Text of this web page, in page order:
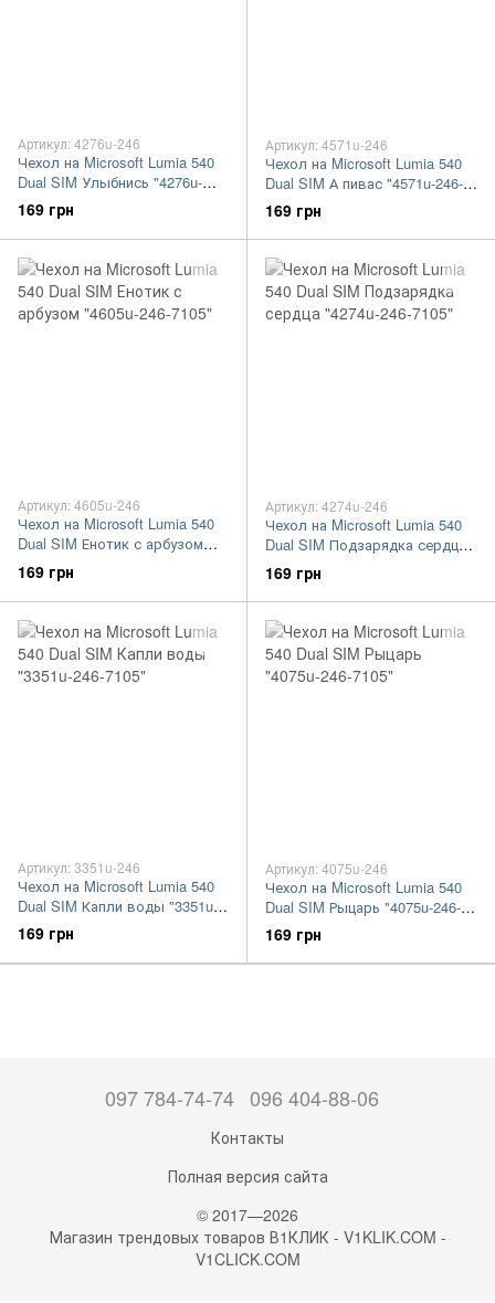
Артикул: 4276u-246
Чехол на Microsoft Lumia 540
Dual SIM Улыбнись "4276u-
246-7105"
169 грн
Артикул: 4571u-246
Чехол на Microsoft Lumia 540
Dual SIM А пивас "4571u-246-
7105"
169 грн
Артикул: 4605u-246
Чехол на Microsoft Lumia 540
Dual SIM Енотик с арбузом
"4605u-246-7105"
169 грн
Артикул: 4274u-246
Чехол на Microsoft Lumia 540
Dual SIM Подзарядка сердца
"4274u-246-7105"
169 грн
Артикул: 3351u-246
Чехол на Microsoft Lumia 540
Dual SIM Капли воды "3351u-
246-7105"
169 грн
Артикул: 4075u-246
Чехол на Microsoft Lumia 540
Dual SIM Рыцарь "4075u-246-
7105"
169 грн
097 784-74-74 096 404-88-06
Контакты
Полная версия сайта
© 2017—2026
Магазин трендовых товаров В1КЛИК - V1KLIK.COM -
V1CLICK.COM